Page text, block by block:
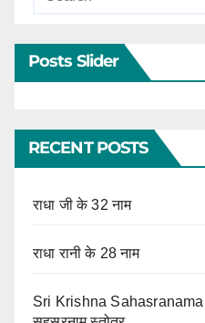
Posts Slider
RECENT POSTS
राधा जी के 32 नाम
राधा रानी के 28 नाम
Sri Krishna Sahasranama